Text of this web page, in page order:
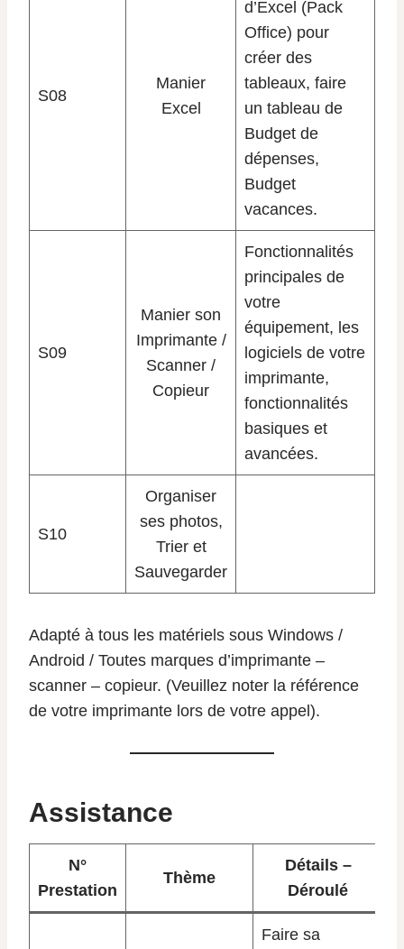
S08
Manier
Excel
d’Excel (Pack
Office) pour
créer des
tableaux, faire
un tableau de
Budget de
dépenses,
Budget
vacances.
S09
Manier son
Imprimante /
Scanner /
Copieur
Fonctionnalités
principales de
votre
équipement, les
logiciels de votre
imprimante,
fonctionnalités
basiques et
avancées.
S10
Organiser
ses photos,
Trier et
Sauvegarder
Adapté à tous les matériels sous Windows /
Android / Toutes marques d’imprimante –
scanner – copieur. (Veuillez noter la référence
de votre imprimante lors de votre appel).
Assistance
N°
Prestation
Thème
Détails –
Déroulé
Faire sa